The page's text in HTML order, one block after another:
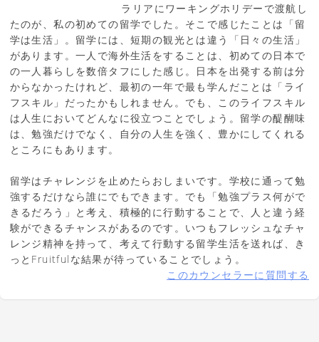
ラリアにワーキングホリデーで渡航し
たのが、私の初めての留学でした。そこで感じたことは「留
学は生活」。留学には、短期の観光とは違う「日々の生活」
があります。一人で海外生活をすることは、初めての日本で
の一人暮らしを数倍タフにした感じ。日本を出発する前は分
からなかったけれど、最初の一年で最も学んだことは「ライ
フスキル」だったかもしれません。でも、このライフスキル
は人生においてどんなに役立つことでしょう。留学の醍醐味
は、勉強だけでなく、自分の人生を強く、豊かにしてくれる
ところにもあります。
留学はチャレンジを止めたらおしまいです。学校に通って勉
強するだけなら誰にでもできます。でも「勉強プラス何がで
きるだろう」と考え、積極的に行動することで、人と違う経
験ができるチャンスがあるのです。いつもフレッシュなチャ
レンジ精神を持って、考えて行動する留学生活を送れば、き
っとFruitfulな結果が待っていることでしょう。
このカウンセラーに質問する